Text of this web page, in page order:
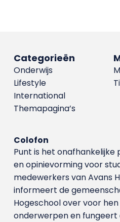
Categorieën
Onderwijs
Lifestyle
International
Themapagina’s
Colofon
Punt is het
en opinievorming voor
medewerkers van Avans
informeert de
Hogeschool over voor
onderwerpen en fungeert